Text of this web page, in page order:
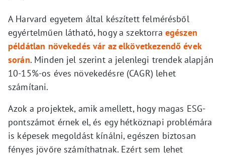
A Harvard egyetem által készített felmérésből
egyértelműen látható, hogy a szektorra egészen
példátlan növekedés vár az elkövetkezendő évek
során. Minden jel szerint a jelenlegi trendek alapján
10-15%-os éves növekedésre (CAGR) lehet
számítani.
Azok a projektek, amik amellett, hogy magas ESG-
pontszámot érnek el, és egy hétköznapi problémára
is képesek megoldást kínálni, egészen biztosan
fényes jövőre számíthatnak. Ezért sem lehet